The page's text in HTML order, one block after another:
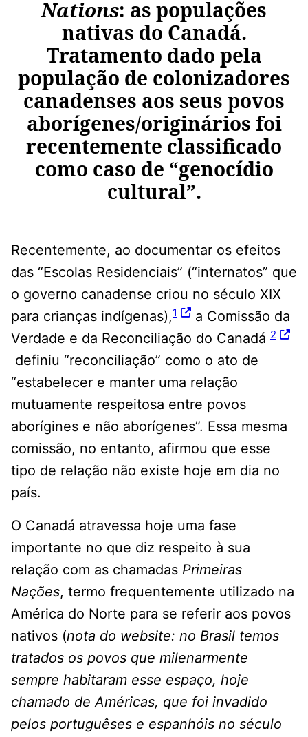
Nations: as populações
nativas do Canadá.
Tratamento dado pela
população de colonizadores
canadenses aos seus povos
aborígenes/originários foi
recentemente classificado
como caso de “genocídio
cultural”.
Recentemente, ao documentar os efeitos
das “Escolas Residenciais” (“internatos” que
o governo canadense criou no século XIX
para crianças indígenas),1
a Comissão da
Verdade e da Reconciliação do Canadá 2
definiu “reconciliação” como o ato de
“estabelecer e manter uma relação
mutuamente respeitosa entre povos
aborígines e não aborígenes”. Essa mesma
comissão, no entanto, afirmou que esse
tipo de relação não existe hoje em dia no
país.
O Canadá atravessa hoje uma fase
importante no que diz respeito à sua
relação com as chamadas Primeiras
Nações, termo frequentemente utilizado na
América do Norte para se referir aos povos
nativos (nota do website: no Brasil temos
tratados os povos que milenarmente
sempre habitaram esse espaço, hoje
chamado de Américas, que foi invadido
pelos portuguêses e espanhóis no século